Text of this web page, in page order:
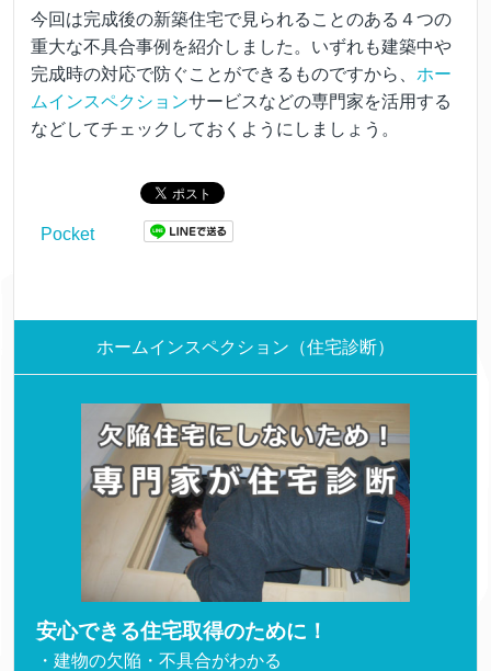
今回は完成後の新築住宅で見られることのある４つの
重大な不具合事例を紹介しました。いずれも建築中や
完成時の対応で防ぐことができるものですから、 ホー
ムインスペクションサービスなどの専門家を活用する
などしてチェックしておくようにしましょう。
Pocket
ホームインスペクション（住宅診断）
安心できる住宅取得のために！
・建物の欠陥・不具合がわかる